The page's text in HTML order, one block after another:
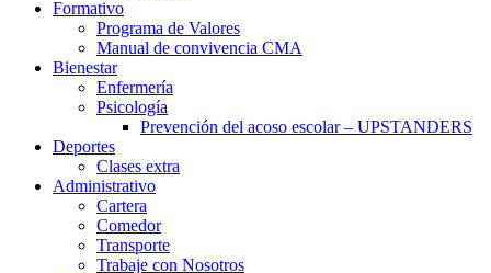
Formativo
Programa de Valores
Manual de convivencia CMA
Bienestar
Enfermería
Psicología
Prevención del acoso escolar – UPSTANDERS
Deportes
Clases extra
Administrativo
Cartera
Comedor
Transporte
Trabaje con Nosotros